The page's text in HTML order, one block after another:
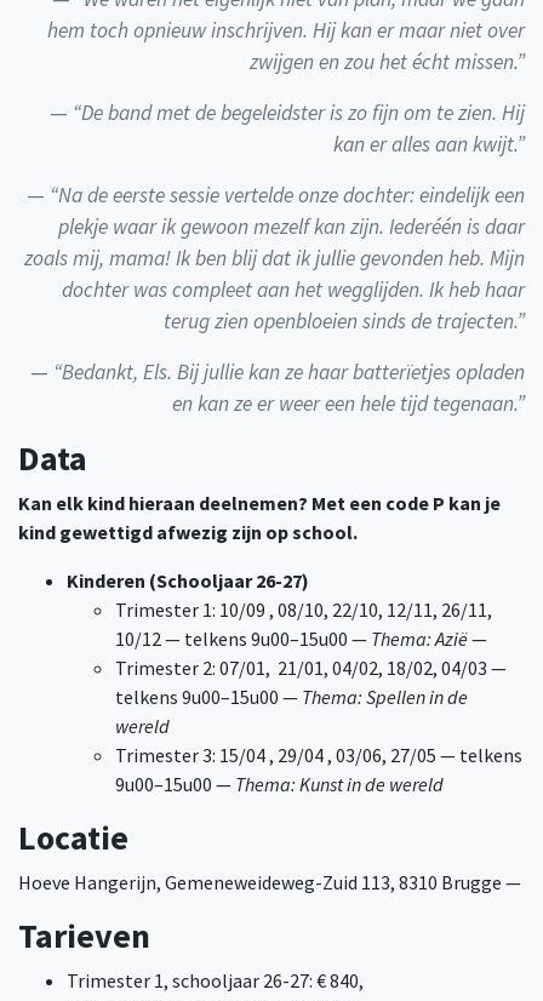
hem toch opnieuw inschrijven. Hij kan er maar niet over
zwijgen en zou het écht missen.”
“De band met de begeleidster is zo fijn om te zien. Hij
kan er alles aan kwijt.”
“Na de eerste sessie vertelde onze dochter: eindelijk een
plekje waar ik gewoon mezelf kan zijn. Iederéén is daar
zoals mij, mama! Ik ben blij dat ik jullie gevonden heb. Mijn
dochter was compleet aan het wegglijden. Ik heb haar
terug zien openbloeien sinds de trajecten.”
“Bedankt, Els. Bij jullie kan ze haar batterïetjes opladen
en kan ze er weer een hele tijd tegenaan.”
Data
Kan elk kind hieraan deelnemen? Met een code P kan je
kind gewettigd afwezig zijn op school.
Kinderen (Schooljaar 26-27)
Trimester 1: 10/09 , 08/10, 22/10, 12/11, 26/11,
10/12 — telkens 9u00–15u00 — Thema: Azië—
Trimester 2: 07/01, 21/01, 04/02, 18/02, 04/03 —
telkens 9u00–15u00 — Thema: Spellen in de
wereld
Trimester 3: 15/04 , 29/04 , 03/06, 27/05 — telkens
9u00–15u00 — Thema: Kunst in de wereld
Locatie
Hoeve Hangerijn, Gemeneweideweg-Zuid 113, 8310 Brugge —
Tarieven
Trimester 1, schooljaar 26-27: € 840,